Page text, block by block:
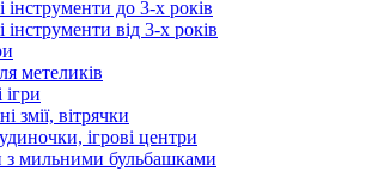
інструменти до 3-х років
від 3-х років
метеликів
змії, вітрячки
ігрові центри
з мильними бульбашками